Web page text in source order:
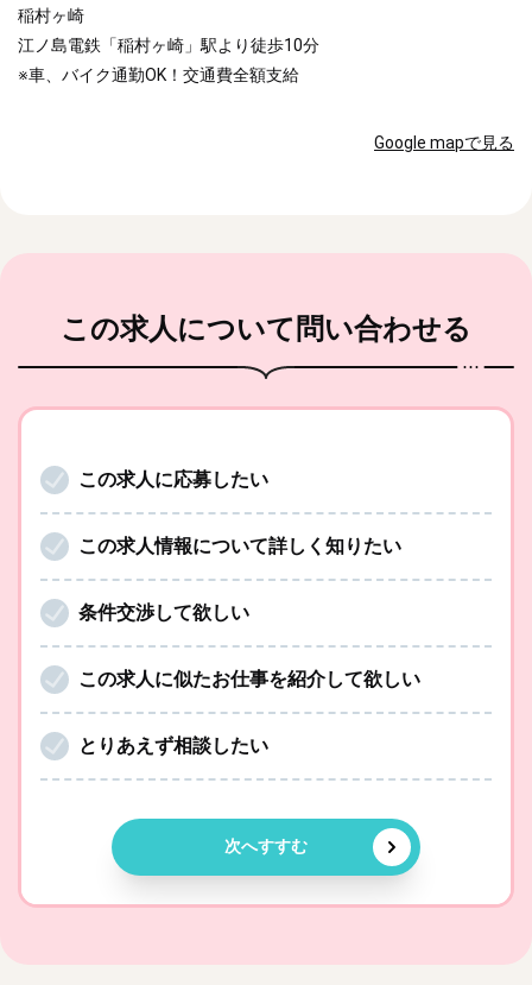
稲村ヶ崎
江ノ島電鉄「稲村ヶ崎」駅より徒歩10分
※車、バイク通勤OK！交通費全額支給
Google mapで見る
この求人について問い合わせる
この求人に応募したい
この求人情報について詳しく知りたい
条件交渉して欲しい
この求人に似たお仕事を紹介して欲しい
とりあえず相談したい
次へすすむ